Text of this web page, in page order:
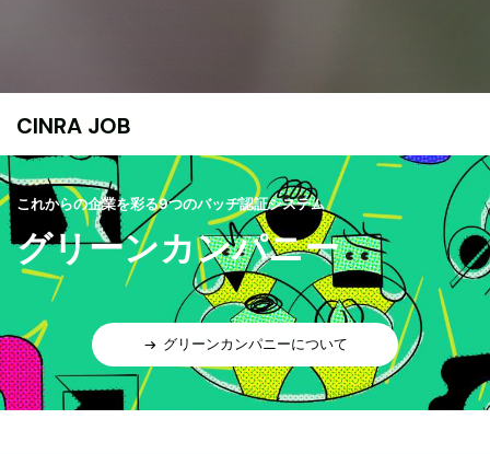
CINRA JOB
これからの企業を彩る9つのバッヂ認証システム
グリーンカンパニー
グリーンカンパニーについて